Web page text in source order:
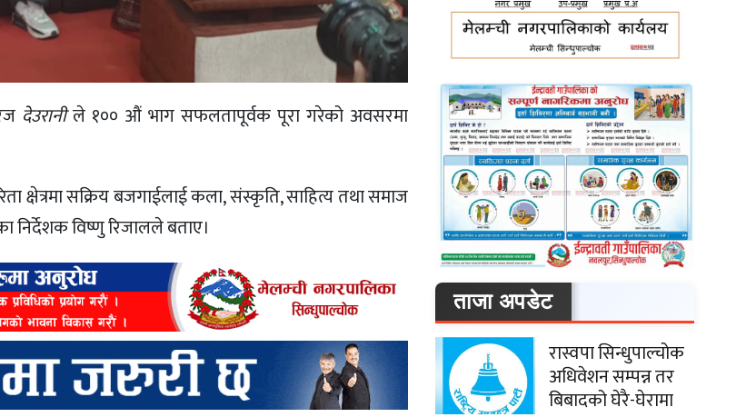
देउरानीले १०० औं भाग सफलतापूर्वक पूरा गरेको अवसरमा
क्षेत्रमा सक्रिय बजगाईलाई कला, संस्कृति, साहित्य तथा समाज
निर्देशक विष्णु रिजालले बताए।
ताजा अपडेट
रास्वपा सिन्धुपाल्चोक
अधिवेशन सम्पन्न तर
बिबादको घेरै-घेरामा